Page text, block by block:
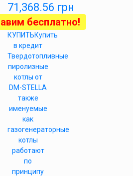
71,368.56 грн
бесплатно!
КУПИТЬКупить
в кредит
Твердотопливные
пиролизные
котлы от
DM-STELLA
также
именуемые
как
газогенераторные
котлы
работают
по
принципу